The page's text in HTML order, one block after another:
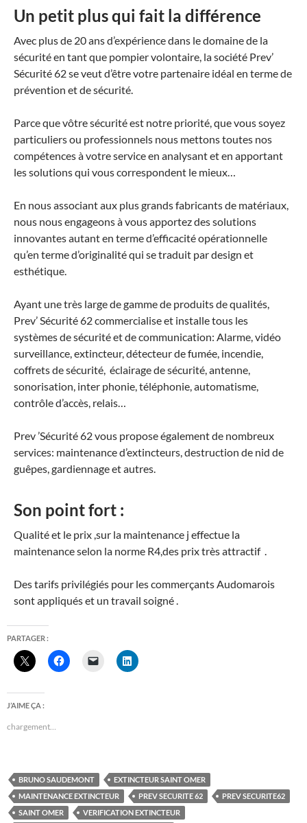
Un petit plus qui fait la différence
Avec plus de 20 ans d’expérience dans le domaine de la
sécurité en tant que pompier volontaire, la société Prev’
Sécurité 62 se veut d’être votre partenaire idéal en terme de
prévention et de sécurité.
Parce que vôtre sécurité est notre priorité, que vous soyez
particuliers ou professionnels nous mettons toutes nos
compétences à votre service en analysant et en apportant
les solutions qui vous correspondent le mieux…
En nous associant aux plus grands fabricants de matériaux,
nous nous engageons à vous apportez des solutions
innovantes autant en terme d’efficacité opérationnelle
qu’en terme d’originalité qui se traduit par design et
esthétique.
Ayant une très large de gamme de produits de qualités,
Prev’ Sécurité 62 commercialise et installe tous les
systèmes de sécurité et de communication: Alarme, vidéo
surveillance, extincteur, détecteur de fumée, incendie,
coffrets de sécurité, éclairage de sécurité, antenne,
sonorisation, inter phonie, téléphonie, automatisme,
contrôle d’accès, relais…
Prev ’Sécurité 62 vous propose également de nombreux
services: maintenance d’extincteurs, destruction de nid de
guêpes, gardiennage et autres.
Son point fort :
Qualité et le prix ,sur la maintenance j effectue la
maintenance selon la norme R4,des prix très attractif .
Des tarifs privilégiés pour les commerçants Audomarois
sont appliqués et un travail soigné .
PARTAGER :
J’AIME ÇA :
chargement…
BRUNO SAUDEMONT
EXTINCTEUR SAINT OMER
MAINTENANCE EXTINCTEUR
PREV SECURITE 62
PREV SECURITE62
SAINT OMER
VERIFICATION EXTINCTEUR